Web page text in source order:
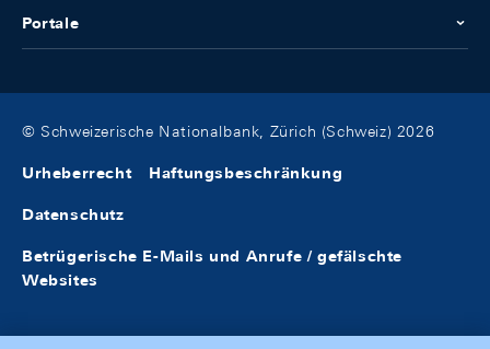
Portale
© Schweizerische Nationalbank, Zürich (Schweiz) 2026
Urheberrecht Haftungsbeschränkung
Datenschutz
Betrügerische E-Mails und Anrufe / gefälschte
Websites